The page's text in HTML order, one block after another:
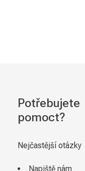
Potřebujete
pomoct?
Nejčastější otázky
Napiště nám